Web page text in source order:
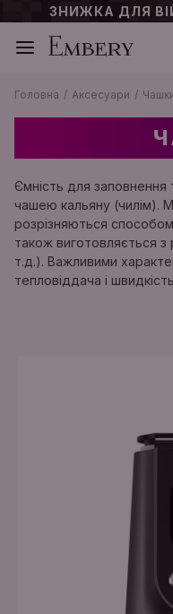
ЗНИЖКА ДЛЯ
Головна Аксесуари
Ємність для заповнення
чашею кальяну (чилім).
розрізняються
також виготовляється з
т.д.). Важливими
тепловіддача і швидкість